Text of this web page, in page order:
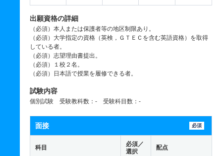
出願資格の詳細
（必須）本人または保護者等の地区制限あり。
（必須）大学指定の資格（英検，ＧＴＥＣを含む英語資格）を取得
している者。
（必須）志望理由書提出。
（必須）１校２名。
（必須）日本語で授業を履修できる者。
試験内容
個別試験 受験教科数：- 受験科目数：-
面接 必須
科目
必須／
選択
配点